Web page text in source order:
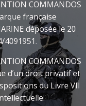
COMMANDOS
française
déposée le 20
4091951.
COMMANDOS
d’un droit privatif et
du Livre VII